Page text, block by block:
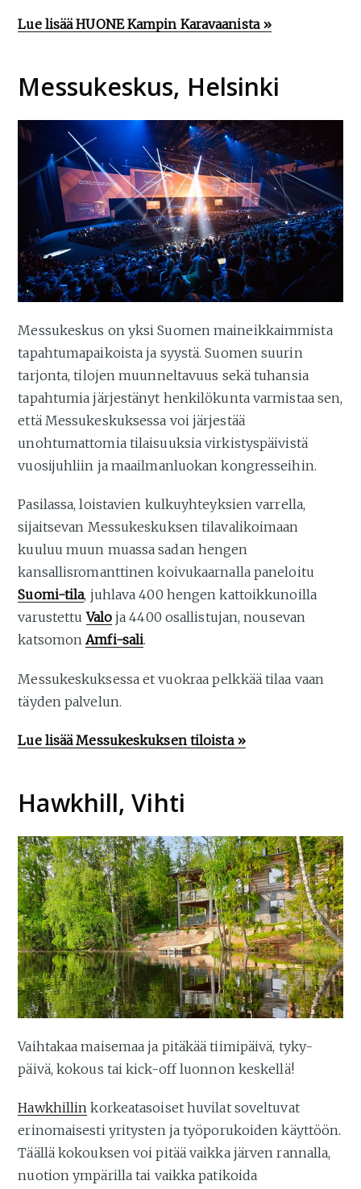
Lue lisää HUONE Kampin Karavaanista »
Messukeskus, Helsinki
Messukeskus on yksi Suomen maineikkaimmista
tapahtumapaikoista ja syystä. Suomen suurin
tarjonta, tilojen muunneltavuus sekä tuhansia
tapahtumia järjestänyt henkilökunta varmistaa sen,
että Messukeskuksessa voi järjestää
unohtumattomia tilaisuuksia virkistyspäivistä
vuosijuhliin ja maailmanluokan kongresseihin.
Pasilassa, loistavien kulkuyhteyksien varrella,
sijaitsevan Messukeskuksen tilavalikoimaan
kuuluu muun muassa sadan hengen
kansallisromanttinen koivukaarnalla paneloitu
Suomi-tila, juhlava 400 hengen kattoikkunoilla
varustettuValoja 4400 osallistujan, nousevan
katsomonAmfi-sali.
Messukeskuksessa et vuokraa pelkkää tilaa vaan
täyden palvelun.
Lue lisää Messukeskuksen tiloista »
Hawkhill, Vihti
Vaihtakaa maisemaa ja pitäkää tiimipäivä, tyky-
päivä, kokous tai kick-off luonnon keskellä!
Hawkhillin korkeatasoiset huvilat soveltuvat
erinomaisesti yritysten ja työporukoiden käyttöön.
Täällä kokouksen voi pitää vaikka järven rannalla,
nuotion ympärilla tai vaikka patikoida